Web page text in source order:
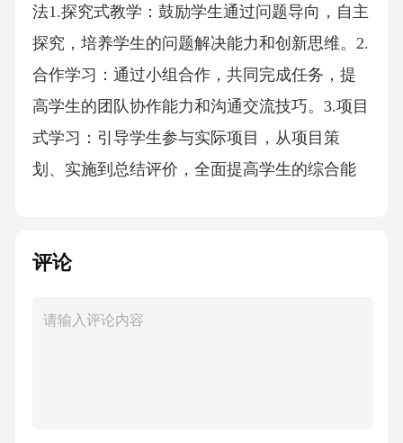
法1.探究式教学：鼓励学生通过问题导向，自主
探究，培养学生的问题解决能力和创新思维。2.
合作学习：通过小组合作，共同完成任务，提
高学生的团队协作能力和沟通交流技巧。3.项目
式学习：引导学生参与实际项目，从项目策
划、实施到总结评价，全面提高学生的综合能
展。五、评价方式1.过程评价：关注学生在活动
能力等。2.成果展示：学生完成活动后的成果展
评论